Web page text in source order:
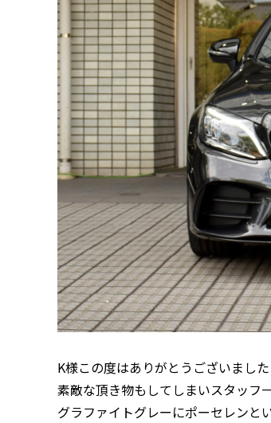
K様この度はありがとうございました
素敵な頂き物もしてしまいスタッフ
グラファイトグレーにポーセレンと